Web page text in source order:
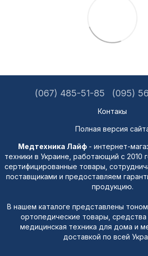
(067) 485-51-85 (095)
Контакы
Полная версия
Медтехника Лайф- интернет-
техники в Украине, работающий с 2010
сертифицированные товары,
поставщиками и предоставляем
продукцию.
В нашем каталоге представлены
ортопедические товары, средства
медицинская техника для дома и
доставкой по всей